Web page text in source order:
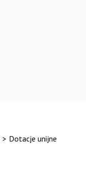
> Dotacje unijne